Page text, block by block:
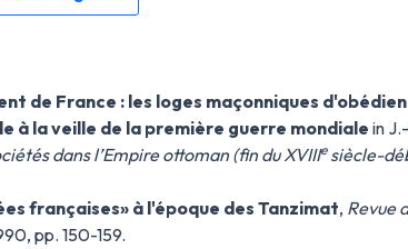
de France : les loges maçonniques
à la veille de la première guerre mondiale in
dans l’Empire ottoman (fin du XVIIIesiècle-
françaises» à l'époque des Tanzimat, Revue
pp. 150-159.